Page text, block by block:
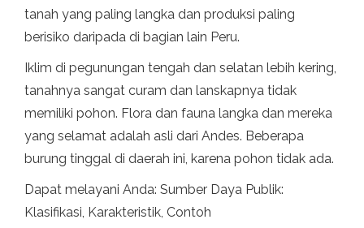
tanah yang paling langka dan produksi paling
berisiko daripada di bagian lain Peru.
Iklim di pegunungan tengah dan selatan lebih kering,
tanahnya sangat curam dan lanskapnya tidak
memiliki pohon. Flora dan fauna langka dan mereka
yang selamat adalah asli dari Andes. Beberapa
burung tinggal di daerah ini, karena pohon tidak ada.
Dapat melayani Anda: Sumber Daya Publik:
Klasifikasi, Karakteristik, Contoh